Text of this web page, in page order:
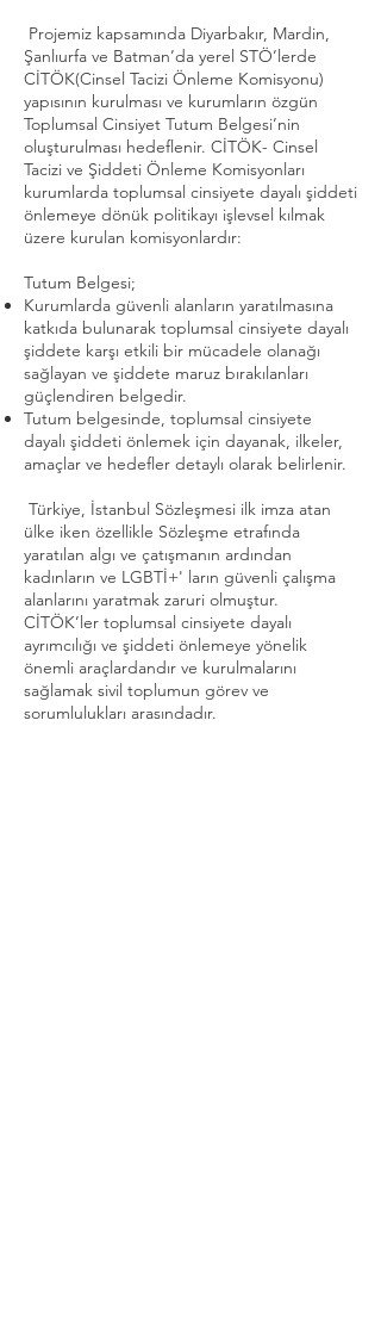
Projemiz kapsamında Diyarbakır, Mardin,
Şanlıurfa ve Batman’da yerel STÖ’lerde
CİTÖK(Cinsel Tacizi Önleme Komisyonu)
yapısının kurulması ve kurumların özgün
Toplumsal Cinsiyet Tutum Belgesi’nin
oluşturulması hedeflenir. CİTÖK- Cinsel
Tacizi ve Şiddeti Önleme Komisyonları
kurumlarda toplumsal cinsiyete dayalı şiddeti
önlemeye dönük politikayı işlevsel kılmak
üzere kurulan komisyonlardır:
Tutum Belgesi;
Kurumlarda güvenli alanların yaratılmasına
katkıda bulunarak toplumsal cinsiyete dayalı
şiddete karşı etkili bir mücadele olanağı
sağlayan ve şiddete maruz bırakılanları
güçlendiren belgedir.
Tutum belgesinde, toplumsal cinsiyete
dayalı şiddeti önlemek için dayanak, ilkeler,
amaçlar ve hedefler detaylı olarak belirlenir.
Türkiye, İstanbul Sözleşmesi ilk imza atan
ülke iken özellikle Sözleşme etrafında
yaratılan algı ve çatışmanın ardından
kadınların ve LGBTİ+' ların güvenli çalışma
alanlarını yaratmak zaruri olmuştur.
CİTÖK’ler toplumsal cinsiyete dayalı
ayrımcılığı ve şiddeti önlemeye yönelik
önemli araçlardandır ve kurulmalarını
sağlamak sivil toplumun görev ve
sorumlulukları arasındadır.